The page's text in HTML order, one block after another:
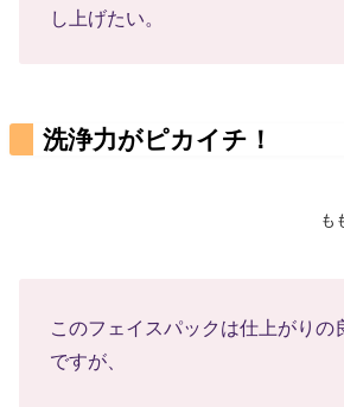
し上げたい。
洗浄力がピカイチ！
も
このフェイスパックは仕上がりの
ですが、